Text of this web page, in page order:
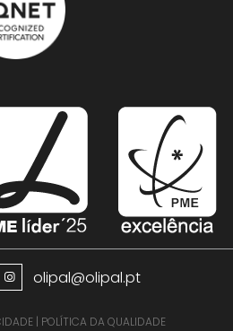
olipal@olipal.pt
| POLÍTICA DA QUALIDADE